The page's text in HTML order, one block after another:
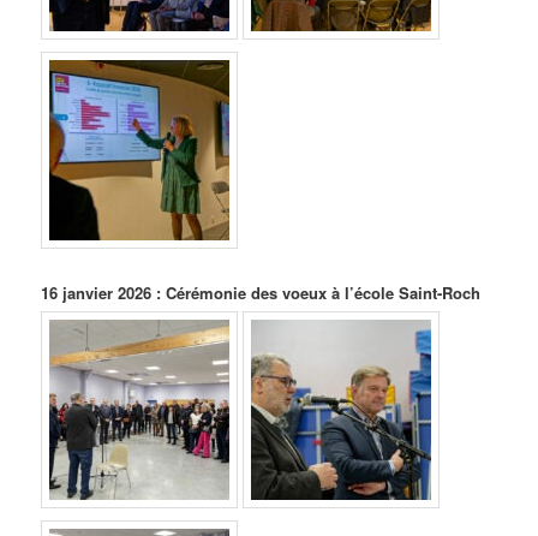
16 janvier 2026 : Cérémonie des voeux à l’école Saint-Roch